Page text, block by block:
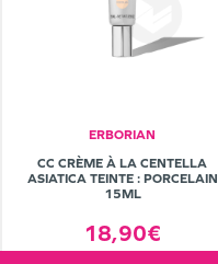
ERBORIAN
CC CRÈME À LA CENTELLA
ASIATICA TEINTE : PORCELAIN
15ML
18,90€